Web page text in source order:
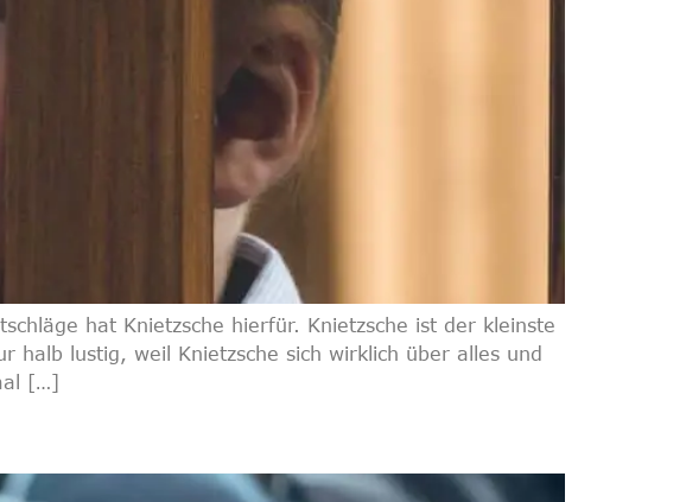
hat Knietzsche hierfür. Knietzsche ist der kleinste
halb lustig, weil Knietzsche sich wirklich über alles und
[…]